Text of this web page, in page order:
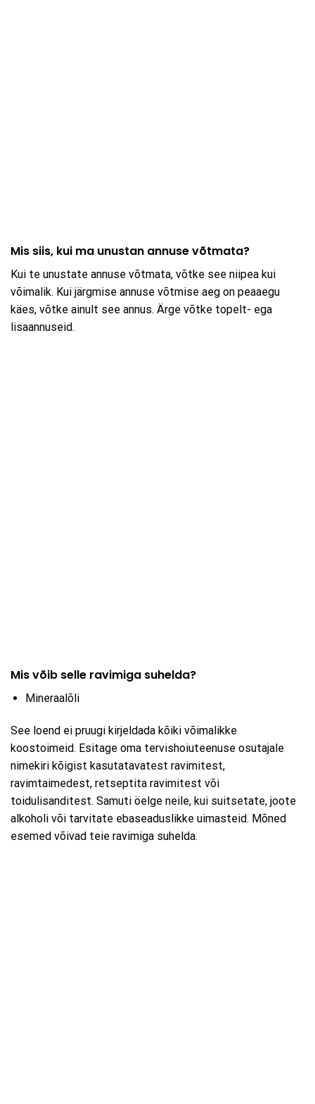
Mis siis, kui ma unustan annuse võtmata?
Kui te unustate annuse võtmata, võtke see niipea kui
võimalik. Kui järgmise annuse võtmise aeg on peaaegu
käes, võtke ainult see annus. Ärge võtke topelt- ega
lisaannuseid.
Mis võib selle ravimiga suhelda?
Mineraalõli
See loend ei pruugi kirjeldada kõiki võimalikke
koostoimeid. Esitage oma tervishoiuteenuse osutajale
nimekiri kõigist kasutatavatest ravimitest,
ravimtaimedest, retseptita ravimitest või
toidulisanditest. Samuti öelge neile, kui suitsetate, joote
alkoholi või tarvitate ebaseaduslikke uimasteid. Mõned
esemed võivad teie ravimiga suhelda.